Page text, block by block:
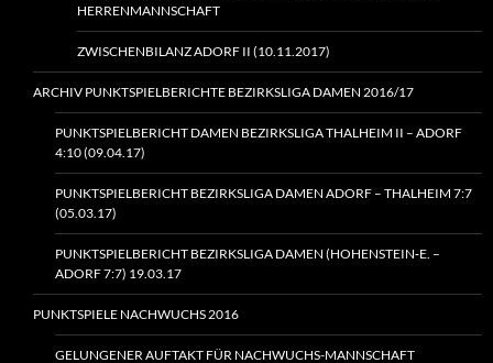
HERRENMANNSCHAFT
ZWISCHENBILANZ ADORF II (10.11.2017)
ARCHIV PUNKTSPIELBERICHTE BEZIRKSLIGA DAMEN 2016/17
PUNKTSPIELBERICHT DAMEN BEZIRKSLIGA THALHEIM II – ADORF
4:10 (09.04.17)
PUNKTSPIELBERICHT BEZIRKSLIGA DAMEN ADORF – THALHEIM 7:7
(05.03.17)
PUNKTSPIELBERICHT BEZIRKSLIGA DAMEN (HOHENSTEIN‑E. –
ADORF 7:7) 19.03.17
PUNKTSPIELE NACHWUCHS 2016
GELUNGENER AUFTAKT FÜR NACHWUCHS-MANNSCHAFT